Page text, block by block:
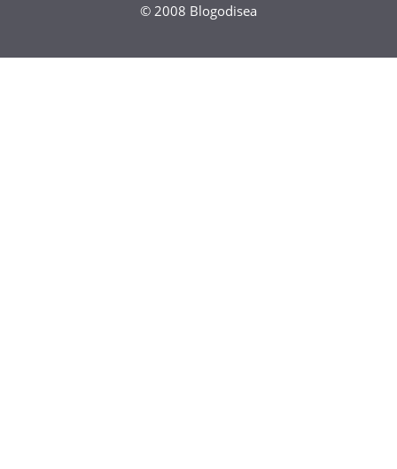
© 2008 Blogodisea